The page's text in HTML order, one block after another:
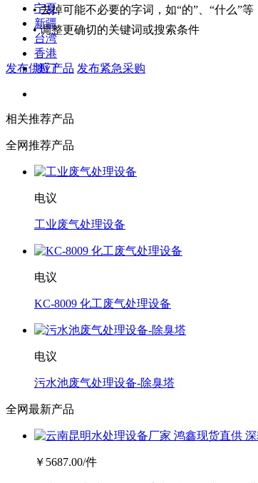
宁夏
新疆
台湾
香港
澳门
• 去掉可能不必要的字词，如“的”、“什么”等
• 调整更确切的关键词或搜索条件
发布供应产品 发布紧急采购
相关推荐产品
全网推荐产品
电议
工业废气处理设备
电议
KC-8009 化工废气处理设备
电议
污水池废气处理设备-除臭塔
全网最新产品
￥ 5687.00/件